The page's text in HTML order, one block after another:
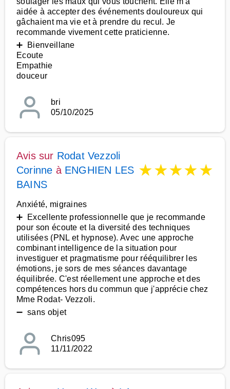
aidée à accepter des événements douloureux qui
gâchaient ma vie et à prendre du recul. Je
recommande vivement cette praticienne.
➕ Bienveillane
Ecoute
Empathie
douceur
bri
05/10/2025
Avis sur Rodat Vezzoli
Corinne à ENGHIEN LES
BAINS
★★★★★
Anxiété, migraines
➕ Excellente professionnelle que je recommande
pour son écoute et la diversité des techniques
utilisées (PNL et hypnose). Avec une approche
combinant intelligence de la situation pour
investiguer et pragmatisme pour rééquilibrer les
émotions, je sors de mes séances davantage
équilibrée. C'est réellement une approche et des
compétences hors du commun que j'apprécie chez
Mme Rodat- Vezzoli.
➖ sans objet
Chris095
11/11/2022